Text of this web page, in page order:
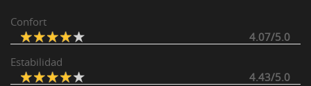
Confort
4.07/5.0
Estabilidad
4.43/5.0